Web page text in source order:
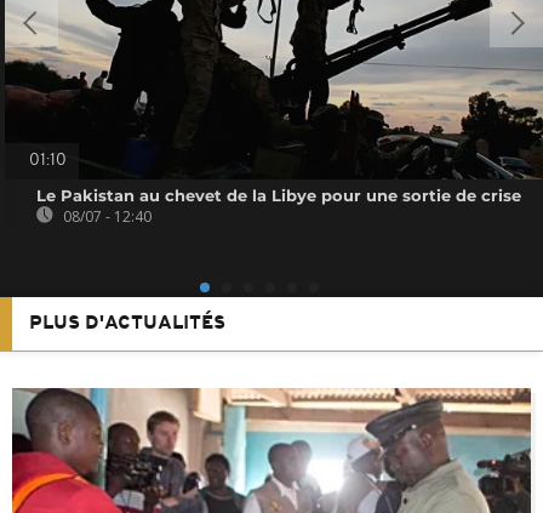
01:10
Le Pakistan au chevet de la Libye pour une sortie de crise
08/07 - 12:40
PLUS D'ACTUALITÉS